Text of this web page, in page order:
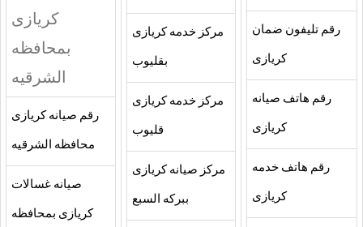
رقم تليفون ضمان
كريازى
رقم هاتف صيانه
كريازى
رقم هاتف خدمه
كريازى
مركز خدمه كريازى
بقليوب
مركز خدمه كريازى
قليوب
مركز صيانه كريازى
ببركه السبع
كريازى
بمحافظه
الشرقيه
رقم صيانه كريازى
محافظه الشرقيه
صيانه غسالات
كريازى بمحافظه